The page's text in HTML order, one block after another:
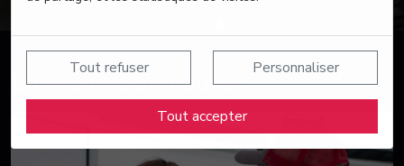
Tout refuser Personnaliser
Tout accepter
Suivez nos actualités